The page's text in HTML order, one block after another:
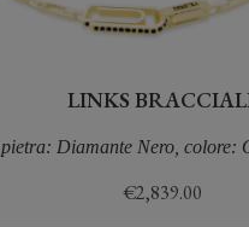
LINKS
pietra: Diamante Nero, colore:
€2,839.00